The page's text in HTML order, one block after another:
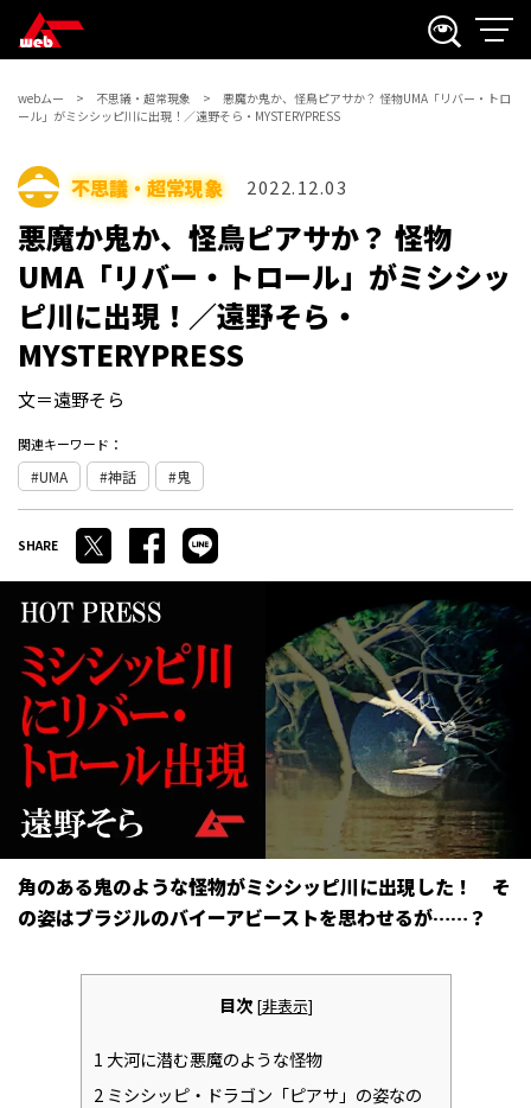
webムー 不思議・超常現象
悪魔か鬼か、怪鳥ピアサか？ 怪物UMA「リバー・トロ
ール」がミシシッピ川に出現！／遠野そら・MYSTERYPRESS
不思議・超常現象 2022.12.03
悪魔か鬼か、怪鳥ピアサか？ 怪物
UMA「リバー・トロール」がミシシッ
ピ川に出現！／遠野そら・
MYSTERYPRESS
文＝遠野そら
関連キーワード：
UMA 神話 鬼
角のある鬼のような怪物がミシシッピ川に出現した！ そ
の姿はブラジルのバイーアビーストを思わせるが……？
目次 [非表示]
1 大河に潜む悪魔のような怪物
2ミシシッピ・ドラゴン「ピアサ」の姿なの